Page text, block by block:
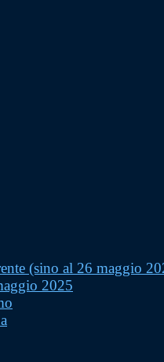
(sino al 26 maggio
2025